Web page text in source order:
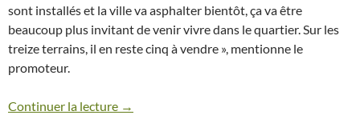
sont installés et la ville va asphalter bientôt, ça va être
beaucoup plus invitant de venir vivre dans le quartier. Sur les
treize terrains, il en reste cinq à vendre », mentionne le
promoteur.
Continuer la lecture →